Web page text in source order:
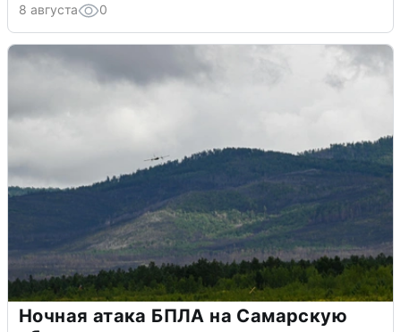
8 августа 0
Ночная атака БПЛА на Самарскую